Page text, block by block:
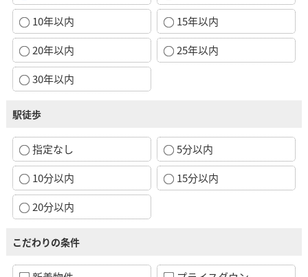
10年以内
15年以内
20年以内
25年以内
30年以内
駅徒歩
指定なし
5分以内
10分以内
15分以内
20分以内
こだわりの条件